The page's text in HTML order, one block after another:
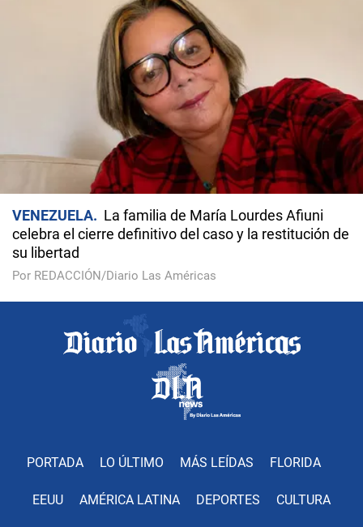
VENEZUELA
La familia de María Lourdes Afiuni
celebra el cierre definitivo del caso y la restitución de
su libertad
Por REDACCIÓN/Diario Las Américas
PORTADA LO ÚLTIMO MÁS LEÍDAS FLORIDA
EEUU AMÉRICA LATINA DEPORTES CULTURA